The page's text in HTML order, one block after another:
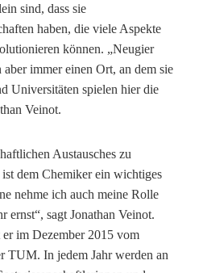
sind, dass sie
haben, die viele Aspekte
können. „Neugier
immer einen Ort, an dem sie
Universitäten spielen hier die
Veinot.
Austausches zu
dem Chemiker ein wichtiges
nehme ich auch meine Rolle
ernst“, sagt Jonathan Veinot.
im Dezember 2015 vom
TUM. In jedem Jahr werden an